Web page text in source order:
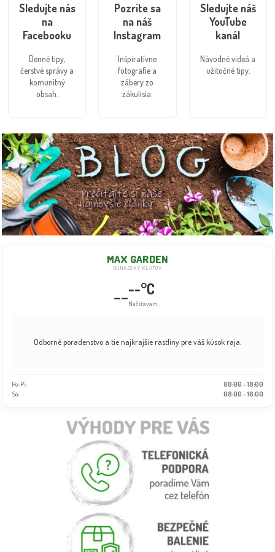
MAX GARDEN
DUNAJSKÝ KLÁTOV
----°C
Načítavam...
Odborné poradenstvo a tie najkrajšie rastliny pre váš kúsok raja.
Po-Pi:
08:00 - 18:00
So:
08:00 - 16:00
Sledujte nás
na
Facebooku
Denné tipy,
čerstvé správy a
komunitný
obsah.
Pozrite sa
na náš
Instagram
Inšpiratívne
fotografie a
zábery zo
zákulisia.
Sledujte náš
YouTube
kanál
Návodné videá a
užitočné tipy.